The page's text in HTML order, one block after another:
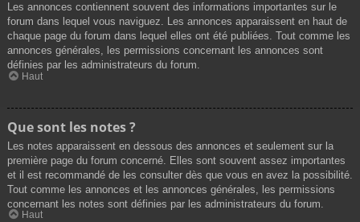
Les annonces contiennent souvent des informations importantes sur le
forum dans lequel vous naviguez. Les annonces apparaissent en haut de
chaque page du forum dans lequel elles ont été publiées. Tout comme les
annonces générales, les permissions concernant les annonces sont
définies par les administrateurs du forum.
Haut
Que sont les notes ?
Les notes apparaissent en dessous des annonces et seulement sur la
première page du forum concerné. Elles sont souvent assez importantes
et il est recommandé de les consulter dès que vous en avez la possibilité.
Tout comme les annonces et les annonces générales, les permissions
concernant les notes sont définies par les administrateurs du forum.
Haut